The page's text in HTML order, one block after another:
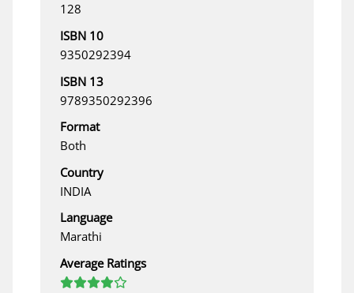
128
ISBN 10
9350292394
ISBN 13
9789350292396
Format
Both
Country
INDIA
Language
Marathi
Average Ratings